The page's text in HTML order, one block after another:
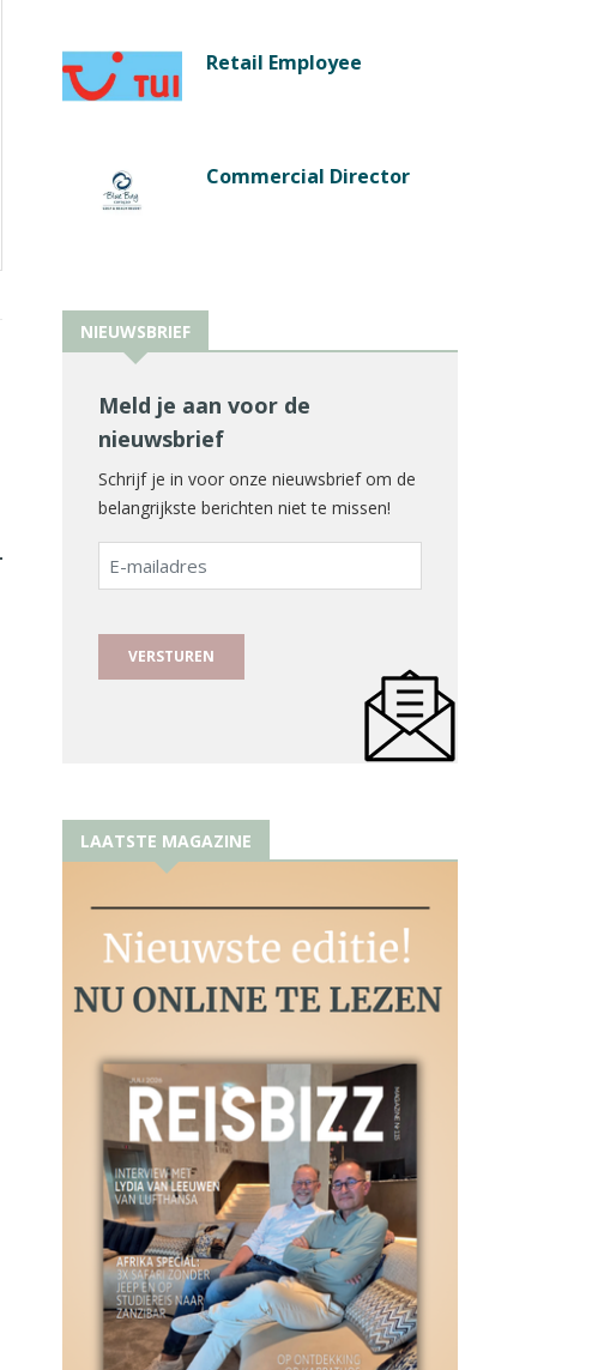
Retail Employee
Commercial Director
NIEUWSBRIEF
Meld je aan voor de
nieuwsbrief
Schrijf je in voor onze nieuwsbrief om de
belangrijkste berichten niet te missen!
E-
mailadres
LAATSTE MAGAZINE